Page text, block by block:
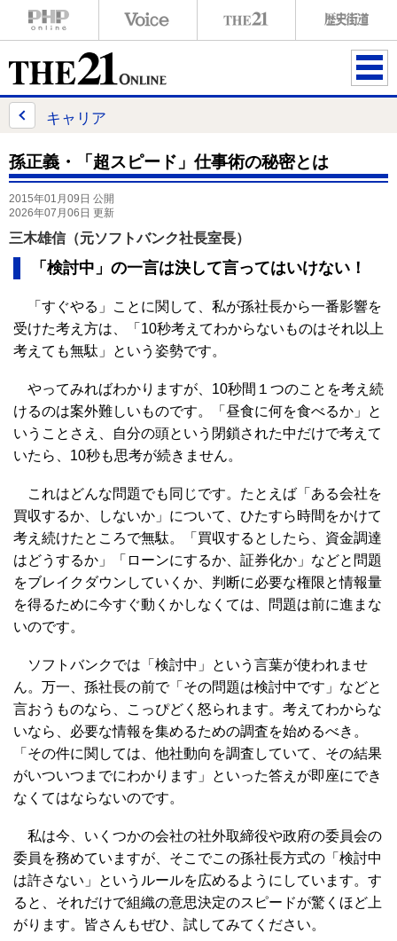
ME
キャリア
孫正義・「超スピード」仕事術の秘密とは
2015年01月09日 公開
2026年07月06日 更新
三木雄信（元ソフトバンク社長室長）
「検討中」の一言は決して言ってはいけない！
「すぐやる」ことに関して、私が孫社長から一番影響を
受けた考え方は、「10秒考えてわからないものはそれ以上
考えても無駄」という姿勢です。
やってみればわかりますが、10秒間１つのことを考え続
けるのは案外難しいものです。「昼食に何を食べるか」と
いうことさえ、自分の頭という閉鎖された中だけで考えて
いたら、10秒も思考が続きません。
これはどんな問題でも同じです。たとえば「ある会社を
買収するか、しないか」について、ひたすら時間をかけて
考え続けたところで無駄。「買収するとしたら、資金調達
はどうするか」「ローンにするか、証券化か」などと問題
をブレイクダウンしていくか、判断に必要な権限と情報量
を得るために今すぐ動くかしなくては、問題は前に進まな
いのです。
ソフトバンクでは「検討中」という言葉が使われませ
ん。万一、孫社長の前で「その問題は検討中です」などと
言おうものなら、こっぴどく怒られます。考えてわからな
いなら、必要な情報を集めるための調査を始めるべき。
「その件に関しては、他社動向を調査していて、その結果
がいついつまでにわかります」といった答えが即座にでき
なくてはならないのです。
私は今、いくつかの会社の社外取締役や政府の委員会の
委員を務めていますが、そこでこの孫社長方式の「検討中
は許さない」というルールを広めるようにしています。す
ると、それだけで組織の意思決定のスピードが驚くほど上
がります。皆さんもぜひ、試してみてください。